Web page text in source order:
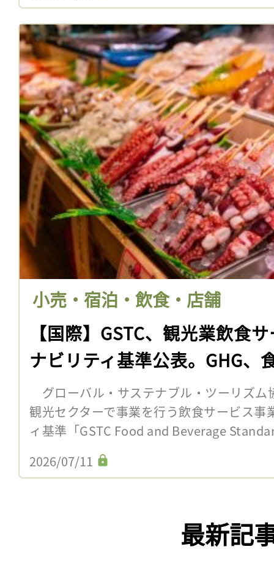
小売・宿泊・飲食・店舗
【国際】GSTC、観光業飲食
ナビリティ基準公表。GHG、
グローバル・サステナブル・ツーリズム
観光セクターで事業を行う飲食サービス
ィ基準「GSTC Food and Beverage
2026/07/11
最新記